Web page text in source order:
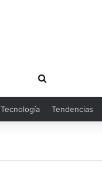
Buscar
por
Tecnología Tendencias